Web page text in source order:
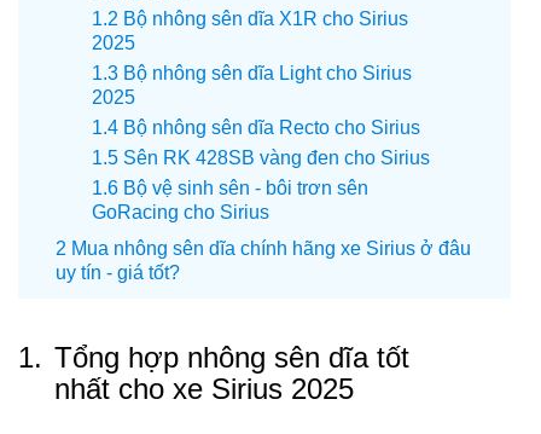
Bộ nhông sên dĩa X1R cho Sirius
2025
Bộ nhông sên dĩa Light cho Sirius
2025
Bộ nhông sên dĩa Recto cho Sirius
Sên RK 428SB vàng đen cho Sirius
Bộ vệ sinh sên - bôi trơn sên
GoRacing cho Sirius
Mua nhông sên dĩa chính hãng xe Sirius ở đâu
uy tín - giá tốt?
1. Tổng hợp nhông sên dĩa tốt
nhất cho xe Sirius 2025